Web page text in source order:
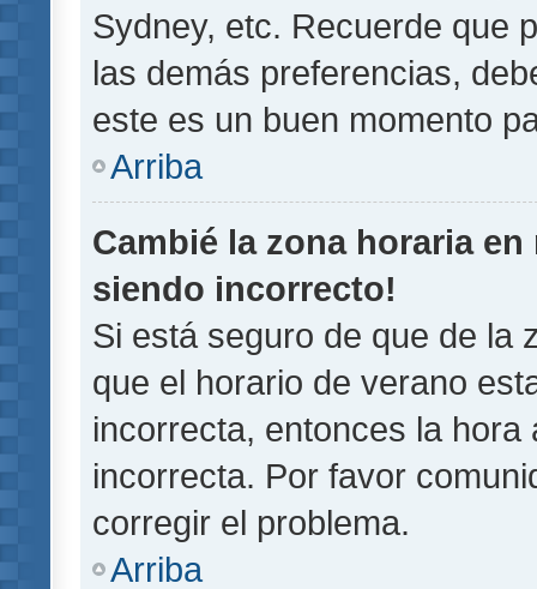
Sydney, etc. Recuerde que
las demás preferencias,
este es un buen momento
Arriba
Cambié la zona horaria
siendo incorrecto!
Si está seguro de que de la
que el horario de verano
incorrecta, entonces la
incorrecta. Por favor
corregir el problema.
Arriba